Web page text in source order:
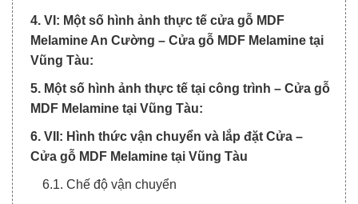
4. VI: Một số hình ảnh thực tế cửa gỗ MDF
Melamine An Cường – Cửa gỗ MDF Melamine tại
Vũng Tàu:
5. Một số hình ảnh thực tế tại công trình – Cửa gỗ
MDF Melamine tại Vũng Tàu:
6. VII: Hình thức vận chuyển và lắp đặt Cửa –
Cửa gỗ MDF Melamine tại Vũng Tàu
6.1. Chế độ vận chuyển